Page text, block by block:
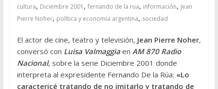
cultura, Diciembre 2001 , fernando de la rua, información, Jean
Pierre Noher, política y economía argentina, sociedad
El actor de cine, teatro y televisión, Jean Pierre Noher,
conversó con Luisa Valmaggiaen AM 870 Radio
Nacional, sobre la serie Diciembre 2001 donde
interpreta al expresidente Fernando De la Rúa: «Lo
caractericé tratando de no imitarlo y tratando de